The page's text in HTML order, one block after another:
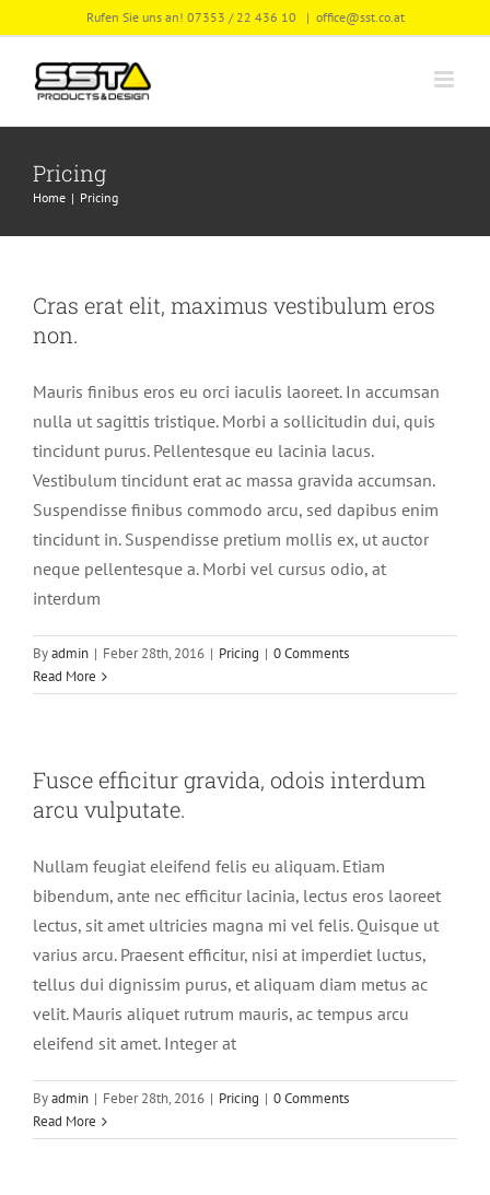
to
content
Rufen Sie uns an! 07353 / 22 436 10 | office@sst.co.at
Pricing
Home Pricing
Cras erat elit, maximus vestibulum eros
non.
Mauris finibus eros eu orci iaculis laoreet. In accumsan
nulla ut sagittis tristique. Morbi a sollicitudin dui, quis
tincidunt purus. Pellentesque eu lacinia lacus.
Vestibulum tincidunt erat ac massa gravida accumsan.
Suspendisse finibus commodo arcu, sed dapibus enim
tincidunt in. Suspendisse pretium mollis ex, ut auctor
neque pellentesque a. Morbi vel cursus odio, at
interdum
Byadmin | Feber 28th, 2016 | Pricing | 0 Comments
Read More
Fusce efficitur gravida, odois interdum
arcu vulputate.
Nullam feugiat eleifend felis eu aliquam. Etiam
bibendum, ante nec efficitur lacinia, lectus eros laoreet
lectus, sit amet ultricies magna mi vel felis. Quisque ut
varius arcu. Praesent efficitur, nisi at imperdiet luctus,
tellus dui dignissim purus, et aliquam diam metus ac
velit. Mauris aliquet rutrum mauris, ac tempus arcu
eleifend sit amet. Integer at
Byadmin | Feber 28th, 2016 | Pricing | 0 Comments
Read More